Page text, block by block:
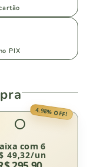
PIX
com 6
49,32/un
4.98% OFF!